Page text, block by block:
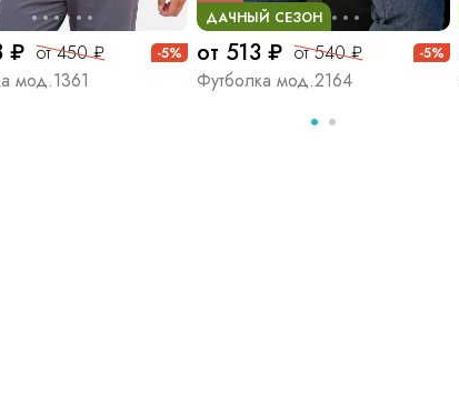
₽ от 450 ₽ -5%
мод.1361
ДАЧНЫЙ СЕЗОН
от 513 ₽ от 540 ₽ -5%
Футболка мод.2164